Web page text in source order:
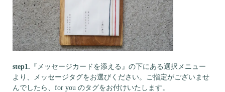
step1. 『メッセージカードを添える』の下にある選択メニュー
より、メッセージタグをお選びください。ご指定がございませ
んでしたら、for you のタグをお付けいたします。